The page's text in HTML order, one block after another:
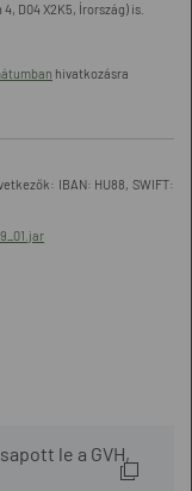
D04 X2K5, Írország) is.
hivatkozásra
IBAN: HU88, SWIFT:
le a GVH,